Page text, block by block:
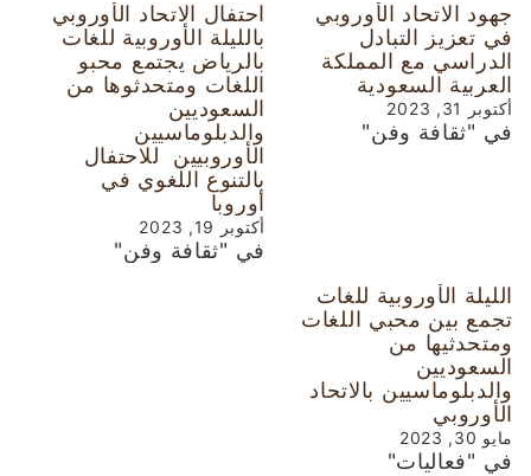
جهود الاتحاد الأوروبي
في تعزيز التبادل
الدراسي مع المملكة
العربية السعودية
أكتوبر 31, 2023
في "ثقافة وفن"
احتفال الاتحاد الأوروبي
بالليلة الأوروبية للغات
بالرياض يجتمع محبو
اللغات ومتحدثوها من
السعوديين
والدبلوماسيين
الأوروبيين للاحتفال
بالتنوع اللغوي في
أوروبا
أكتوبر 19, 2023
في "ثقافة وفن"
الليلة الأوروبية للغات
تجمع بين محبي اللغات
ومتحدثيها من
السعوديين
والدبلوماسيين بالاتحاد
الأوروبي
مايو 30, 2023
في "فعاليات"